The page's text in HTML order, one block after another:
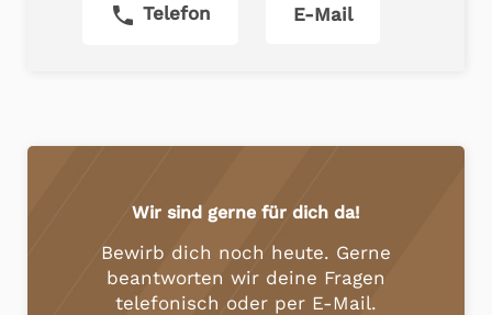
phone Telefon E-Mail
Wir sind gerne für dich da!
Bewirb dich noch heute. Gerne
beantworten wir deine Fragen
telefonisch oder per E-Mail.